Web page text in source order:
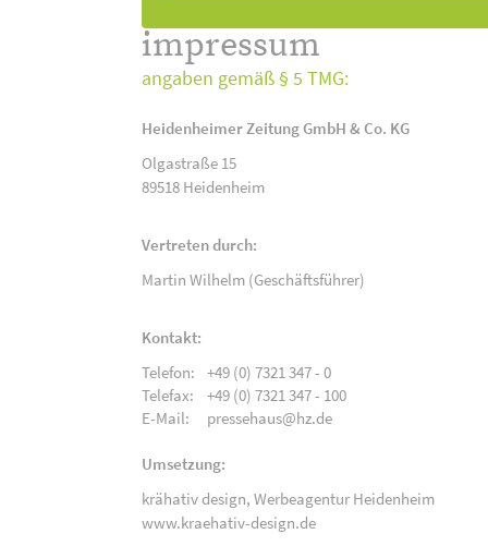
impressum
angaben gemäß § 5 TMG:
Heidenheimer Zeitung GmbH & Co. KG
Olgastraße 15
89518 Heidenheim
Vertreten durch:
Martin Wilhelm (Geschäftsführer)
Kontakt:
Telefon:
+49 (0) 7321 347 - 0
Telefax:
+49 (0) 7321 347 - 100
E-Mail:
pressehaus@hz.de
Umsetzung:
krähativ design, Werbeagentur Heidenheim
www.kraehativ-design.de